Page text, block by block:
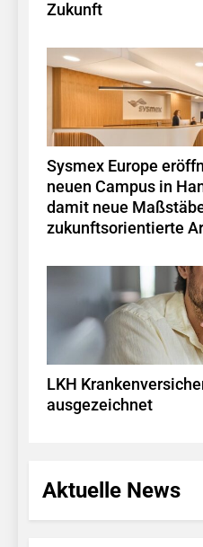
Zukunft
Sysmex Europe
neuen Campus in
damit neue
zukunftsorientierte
LKH
ausgezeichnet
Aktuelle News